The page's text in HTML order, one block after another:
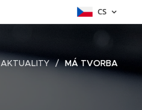
CS
AKTUALITY MÁ TVORBA